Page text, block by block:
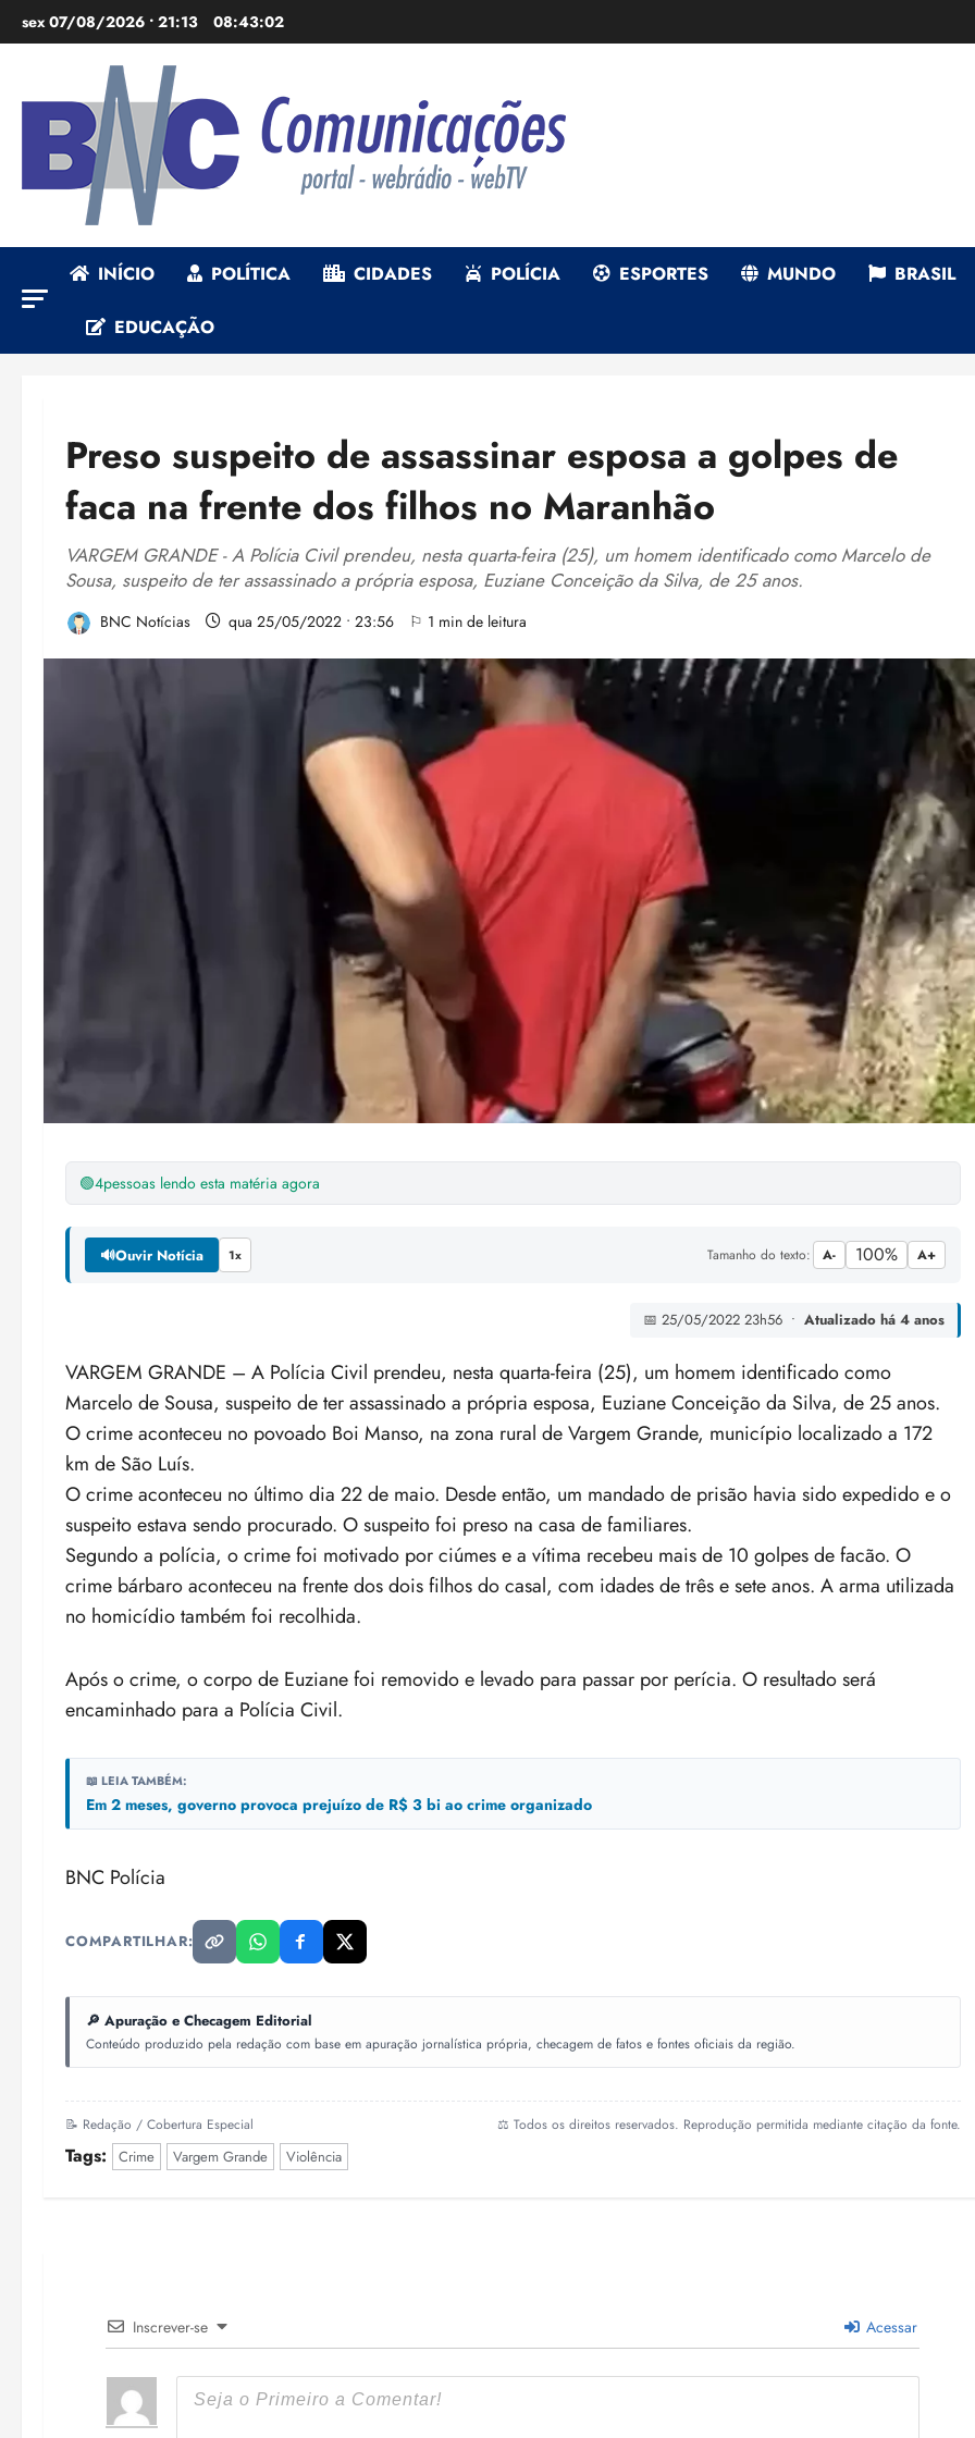
para
sex 07/08/2026 • 21:13 08:43:03
INÍCIO POLÍTICA CIDADES POLÍCIA ESPORTES MUNDO BRASIL
EDUCAÇÃO
Preso suspeito de assassinar esposa a golpes de
faca na frente dos filhos no Maranhão
VARGEM GRANDE - A Polícia Civil prendeu, nesta quarta-feira (25), um homem identificado como Marcelo de
Sousa, suspeito de ter assassinado a própria esposa, Euziane Conceição da Silva, de 25 anos.
BNC Notícias qua 25/05/2022 • 23:56 ⚐ 1 min de leitura
🟢4pessoas lendo esta matéria agora
🔊Ouvir Notícia 1x Tamanho do texto: A- 100% A+
📅 25/05/2022 23h56 • Atualizado há 4 anos
VARGEM GRANDE – A Polícia Civil prendeu, nesta quarta-feira (25), um homem identificado como
Marcelo de Sousa, suspeito de ter assassinado a própria esposa, Euziane Conceição da Silva, de 25 anos.
O crime aconteceu no povoado Boi Manso, na zona rural de Vargem Grande, município localizado a 172
km de São Luís.
O crime aconteceu no último dia 22 de maio. Desde então, um mandado de prisão havia sido expedido e o
suspeito estava sendo procurado. O suspeito foi preso na casa de familiares.
Segundo a polícia, o crime foi motivado por ciúmes e a vítima recebeu mais de 10 golpes de facão. O
crime bárbaro aconteceu na frente dos dois filhos do casal, com idades de três e sete anos. A arma utilizada
no homicídio também foi recolhida.
Após o crime, o corpo de Euziane foi removido e levado para passar por perícia. O resultado será
encaminhado para a Polícia Civil.
📖 LEIA TAMBÉM:
Em 2 meses, governo provoca prejuízo de R$ 3 bi ao crime organizado
BNC Polícia
COMPARTILHAR:
🔎 Apuração e Checagem Editorial
Conteúdo produzido pela redação com base em apuração jornalística própria, checagem de fatos e fontes oficiais da região.
📝 Redação / Cobertura Especial ⚖️ Todos os direitos reservados. Reprodução permitida mediante citação da fonte.
Tags: Crime Vargem Grande Violência
Inscrever-se Acessar